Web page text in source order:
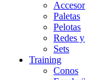
Paletas
Pelotas
Redes
Sets
Training
Conos